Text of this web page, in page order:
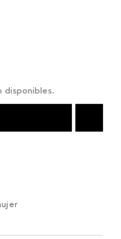
disponibles.